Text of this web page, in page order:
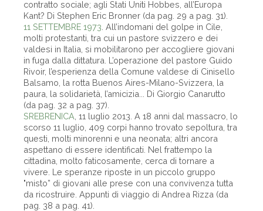
contratto sociale; agli Stati Uniti Hobbes, all’Europa
Kant? Di Stephen Eric Bronner (da pag. 29 a pag. 31).
11 SETTEMBRE 1973 . All’indomani del golpe in Cile,
molti protestanti, tra cui un pastore svizzero e dei
valdesi in Italia, si mobilitarono per accogliere giovani
in fuga dalla dittatura. L’operazione del pastore Guido
Rivoir, l’esperienza della Comune valdese di Cinisello
Balsamo, la rotta Buenos Aires-Milano-Svizzera, la
paura, la solidarietà, l’amicizia... Di Giorgio Canarutto
(da pag. 32 a pag. 37).
SREBRENICA , 11 luglio 2013. A 18 anni dal massacro, lo
scorso 11 luglio, 409 corpi hanno trovato sepoltura, tra
questi, molti minorenni e una neonata; altri ancora
aspettano di essere identificati. Nel frattempo la
cittadina, molto faticosamente, cerca di tornare a
vivere. Le speranze riposte in un piccolo gruppo
"misto” di giovani alle prese con una convivenza tutta
da ricostruire. Appunti di viaggio di Andrea Rizza (da
pag. 38 a pag. 41).